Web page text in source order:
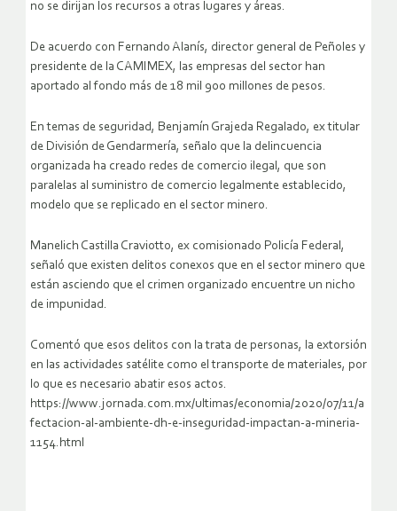
no se dirijan los recursos a otras lugares y áreas.
De acuerdo con Fernando Alanís, director general de Peñoles y
presidente de la CAMIMEX, las empresas del sector han
aportado al fondo más de 18 mil 900 millones de pesos.
En temas de seguridad, Benjamín Grajeda Regalado, ex titular
de División de Gendarmería, señalo que la delincuencia
organizada ha creado redes de comercio ilegal, que son
paralelas al suministro de comercio legalmente establecido,
modelo que se replicado en el sector minero.
Manelich Castilla Craviotto, ex comisionado Policía Federal,
señaló que existen delitos conexos que en el sector minero que
están asciendo que el crimen organizado encuentre un nicho
de impunidad.
Comentó que esos delitos con la trata de personas, la extorsión
en las actividades satélite como el transporte de materiales, por
lo que es necesario abatir esos actos.
https://www.jornada.com.mx/ultimas/economia/2020/07/11/a
fectacion-al-ambiente-dh-e-inseguridad-impactan-a-mineria-
1154.html